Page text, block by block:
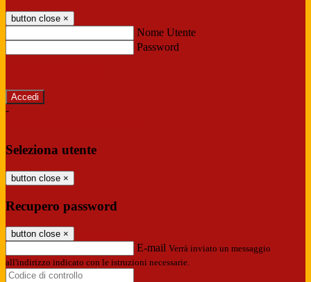
button close ×
Nome Utente
Password
-
Seleziona utente
button close ×
Recupero password
button close ×
E-mail Verrà inviato un messaggio
all'indirizzo indicato con le istruzioni necessarie.